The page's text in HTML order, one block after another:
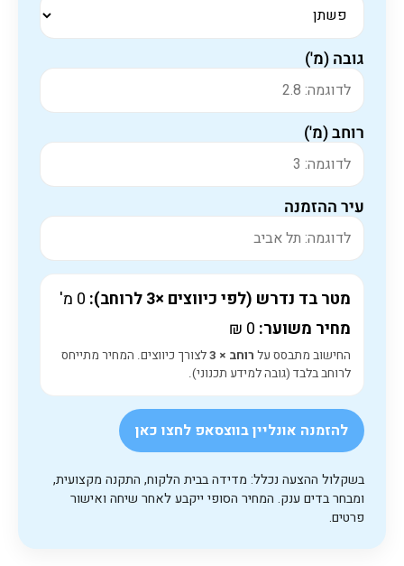
גובה (מ')
רוחב (מ')
עיר ההזמנה
מטר בד נדרש (לפי כיווצים ×3 לרוחב): 0מ'
מחיר משוער:0
₪
החישוב מתבסס על רוחב × 3 לצורך כיווצים. המחיר מתייחס
לרוחב בלבד (גובה למידע תכנוני).
להזמנה אונליין בווצסאפ לחצו כאן
בשקלול ההצעה נכלל: מדידה בבית הלקוח, התקנה מקצועית,
ומבחר בדים ענק. המחיר הסופי ייקבע לאחר שיחה ואישור
פרטים.